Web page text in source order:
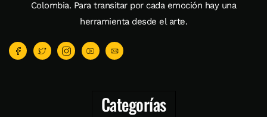
Colombia. Para transitar por cada emoción hay una
herramienta desde el arte.
Categorías